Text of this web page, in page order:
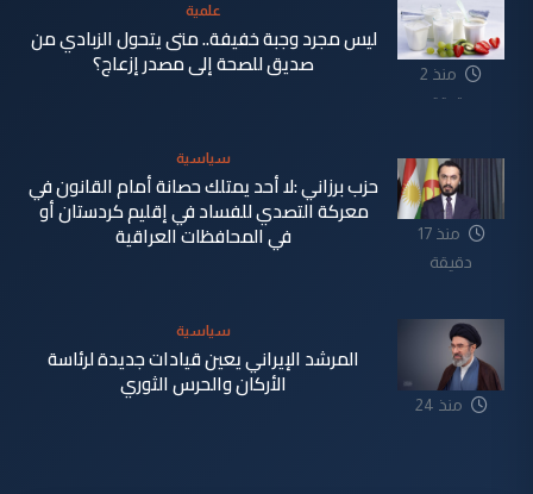
منذ 2
دقيقة
علمية
ليس مجرد وجبة خفيفة.. متى يتحول الزبادي من
صديق للصحة إلى مصدر إزعاج؟
منذ 17
دقيقة
سياسية
حزب برزاني :لا أحد يمتلك حصانة أمام القانون في
معركة التصدي للفساد في إقليم كردستان أو
في المحافظات العراقية
منذ 24
سياسية
المرشد الإيراني يعين قيادات جديدة لرئاسة
الأركان والحرس الثوري